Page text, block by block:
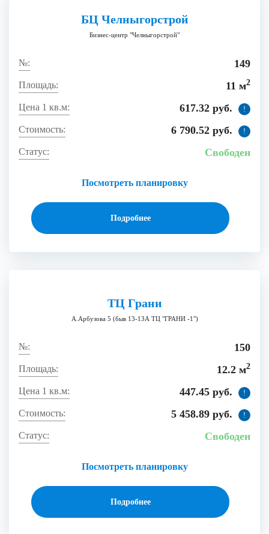
БЦ Челныгорстрой
Бизнес-центр "Челныгорстрой"
149
11 м2
617.32 руб. !
6 790.52 руб. !
Посмотреть планировку
Свободен
Подробнее
ТЦ Грани
А.Арбузова 5 (быв 13-13А ТЦ "ГРАНИ -1")
150
12.2 м2
447.45 руб. !
5 458.89 руб. !
Посмотреть планировку
Свободен
Подробнее